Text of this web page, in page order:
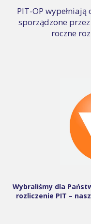
PIT-OP
sporządzone
roczne
Wybraliśmy dla
rozliczenie PIT –